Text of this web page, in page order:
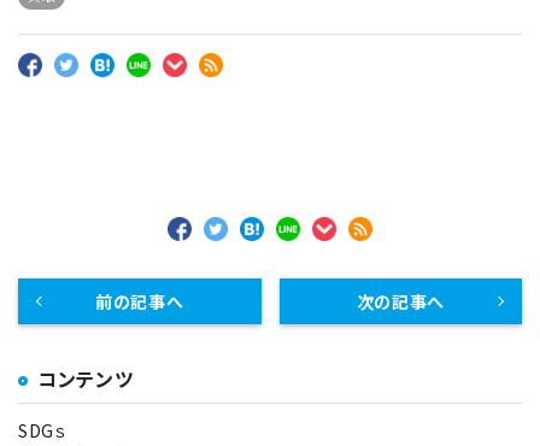
前の記事へ 次の記事へ
コンテンツ
SDGｓ